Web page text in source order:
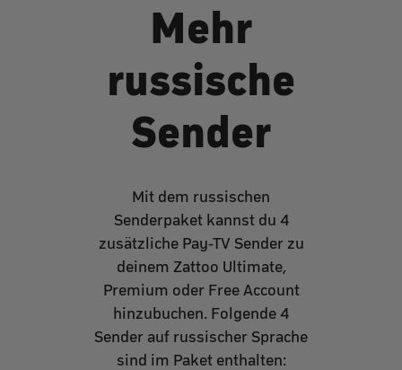
Mehr
russische
Sender
Mit dem russischen
Senderpaket kannst du 4
zusätzliche Pay-TV Sender zu
deinem Zattoo Ultimate,
Premium oder Free Account
hinzubuchen. Folgende 4
Sender auf russischer Sprache
sind im Paket enthalten: